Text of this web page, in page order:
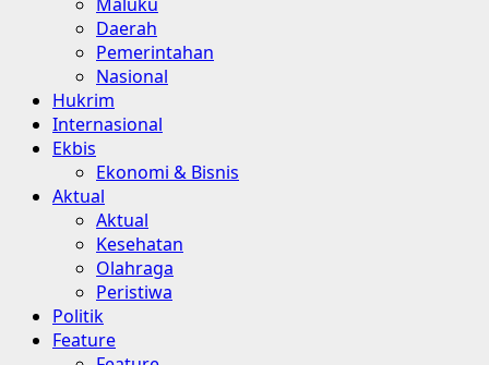
Daerah
Pemerintahan
Nasional
Hukrim
Internasional
Ekbis
Ekonomi & Bisnis
Aktual
Aktual
Kesehatan
Olahraga
Peristiwa
Politik
Feature